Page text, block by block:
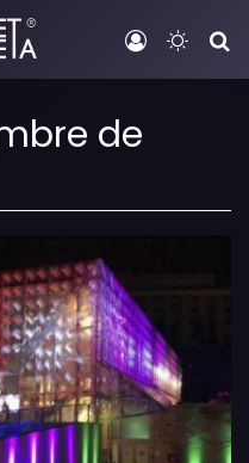
Iniciar
de